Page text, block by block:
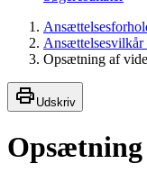
Opsætning af
Udskriv
Opsætning